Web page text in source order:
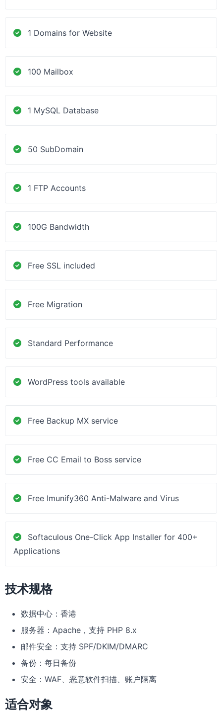
1 Domains for Website
100 Mailbox
1 MySQL Database
50 SubDomain
1 FTP Accounts
100G Bandwidth
Free SSL included
Free Migration
Standard Performance
WordPress tools available
Free Backup MX service
Free CC Email to Boss service
Free Imunify360 Anti-Malware and Virus
Softaculous One-Click App Installer for 400+
Applications
技术规格
数据中心：香港
服务器：Apache，支持 PHP 8.x
邮件安全：支持 SPF/DKIM/DMARC
备份：每日备份
安全：WAF、恶意软件扫描、账户隔离
适合对象